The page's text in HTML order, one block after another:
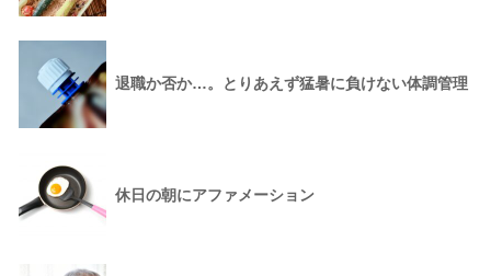
退職か否か…。とりあえず猛暑に負けない体調管理
休日の朝にアファメーション